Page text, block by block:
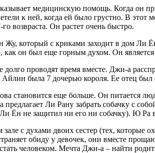
медицинскую помощь. Когда он
к ней, когда ей было грустно. В
возвраста. Он растет очень быстро.
который с криками заходит в дом Ли
он был еще горным духом. Он
проводят время вместе. Джи-а
Айлин была 7 дочерью короля. Ее отец
становится еще больше. Он питается
предлагает Ли Рану забрать собачку с
Ён не защитил ни его ни собачку). Ю
с духами двоих сестер (тех, которые
обиду у девочек, они вместе
человеком. Мечта Джи-а – найти